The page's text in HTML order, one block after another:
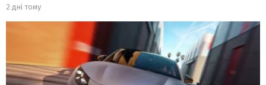
2 дні тому